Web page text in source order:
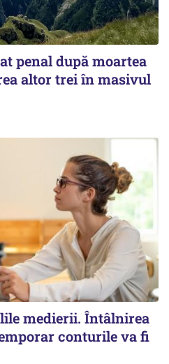
penal după moartea
altor trei în masivul
medierii. Întâlnirea
conturile va fi